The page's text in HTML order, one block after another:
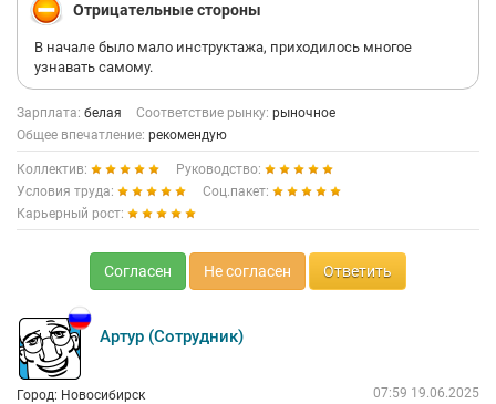
Отрицательные стороны
В начале было мало инструктажа, приходилось многое
узнавать самому.
Зарплата: белая Соответствие рынку: рыночное
Общее впечатление: рекомендую
Коллектив:
Руководство:
Условия труда:
Соц.пакет:
Карьерный рост:
Согласен Не согласен Ответить
Артур (Сотрудник)
Город: Новосибирск 07:59 19.06.2025